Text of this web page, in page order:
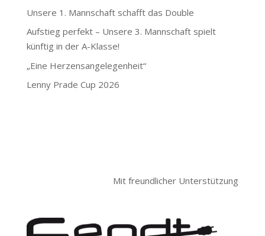
Unsere 1. Mannschaft schafft das Double
Aufstieg perfekt – Unsere 3. Mannschaft spielt
künftig in der A-Klasse!
„Eine Herzensangelegenheit“
Lenny Prade Cup 2026
Mit freundlicher Unterstützung